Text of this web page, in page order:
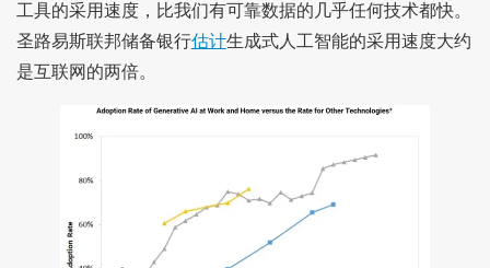
工具的采用速度，比我们有可靠数据的几乎任何技术都快。
圣路易斯联邦储备银行估计生成式人工智能的采用速度大约
是互联网的两倍。